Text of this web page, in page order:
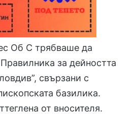
Об С трябваше да
за дейността
свързани с
базилика.
от вносителя.